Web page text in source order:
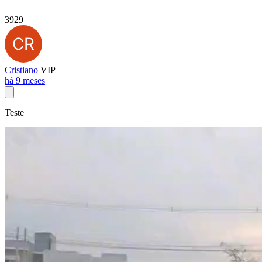
3929
Cristiano VIP
há 9 meses
Teste